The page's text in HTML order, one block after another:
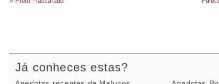
Já conheces estas?